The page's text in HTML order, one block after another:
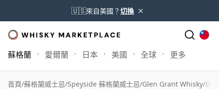
🇺🇸來自美國？切換 ×
蘇格蘭 愛爾蘭 日本 美國 全球 更多
首頁/蘇格蘭威士忌/Speyside 蘇格蘭威士忌/Glen Grant Whisky/